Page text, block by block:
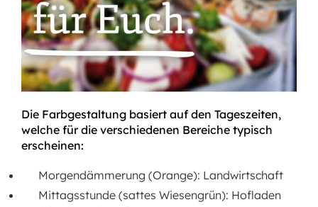
Die Farbgestaltung basiert auf den Tageszeiten,
welche für die verschiedenen Bereiche typisch
erscheinen:
Morgendämmerung (Orange): Landwirtschaft
Mittagsstunde (sattes Wiesengrün): Hofladen